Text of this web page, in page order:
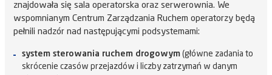
znajdowała się sala operatorska oraz serwerownia. We
wspomnianym Centrum Zarządzania Ruchem operatorzy będą
pełnili nadzór nad następującymi podsystemami:
system sterowania ruchem drogowym (główne zadania to
skrócenie czasów przejazdów i liczby zatrzymań w danym